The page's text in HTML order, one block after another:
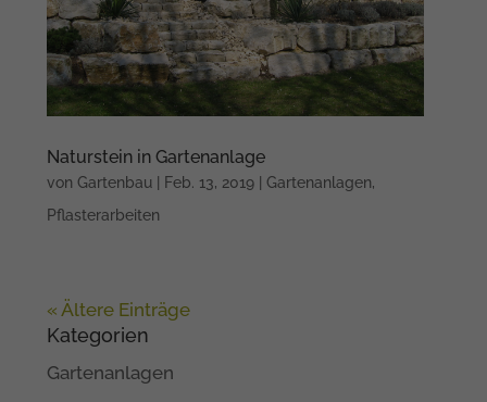
Naturstein in Gartenanlage
vonGartenbau Feb. 13, 2019 |Gartenanlagen,
Pflasterarbeiten
« Ältere Einträge
Kategorien
Gartenanlagen